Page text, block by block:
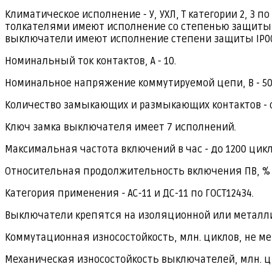
Климатическое исполнение - У, УХЛ, Т категории 2, 3
толкателями имеют исполнение со степенью защиты
выключатели имеют исполнение степени защиты
Номинальный ток контактов, А - 10.
Номинальное напряжение коммутируемой цепи, В -
Количество замыкающих и размыкающих контактов -
Ключ замка выключателя имеет 7 исполнений.
Максимальная частота включений в час - до 1200
Относительная продолжительность включения ПВ, %
Категория применения - АС-11 и ДС-11 по ГОСТ12434.
Выключатели крепятся на изоляционной или
Коммутационная износостойкость, млн. циклов, не
Механическая износостойкость выключателей, млн.